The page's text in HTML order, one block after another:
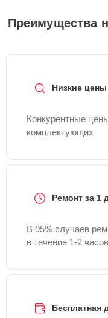
Преимущества
Низкие цены
Конкурентные
комплектующих
Ремонт за 1
В 95% случаев
в течение 1-2 часов
Бесплатная